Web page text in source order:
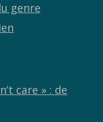
genre
care » : de